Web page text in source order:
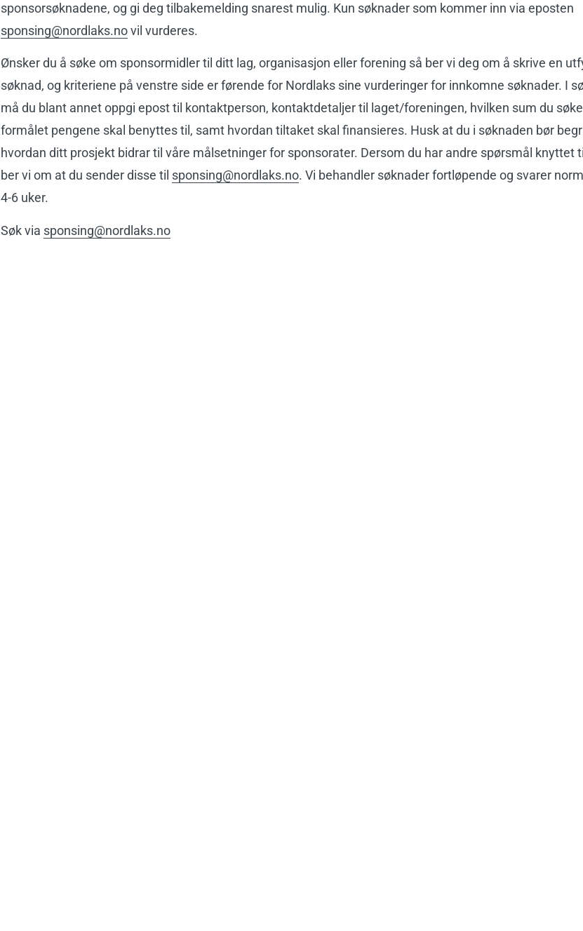
sponsorsøknadene, og gi deg tilbakemelding snarest mulig. Kun søknader som kommer inn via eposten
sponsing@nordlaks.novil vurderes.
Ønsker du å søke om sponsormidler til ditt lag, organisasjon eller forening så ber vi deg om å skrive en
søknad, og kriteriene på venstre side er førende for Nordlaks sine vurderinger for innkomne søknader. I
må du blant annet oppgi epost til kontaktperson, kontaktdetaljer til laget/foreningen, hvilken sum du
formålet pengene skal benyttes til, samt hvordan tiltaket skal finansieres. Husk at du i søknaden bør
hvordan ditt prosjekt bidrar til våre målsetninger for sponsorater. Dersom du har andre spørsmål knyttet
ber vi om at du sender disse til sponsing@nordlaks.no. Vi behandler søknader fortløpende og svarer
4-6 uker.
Søk via sponsing@nordlaks.no